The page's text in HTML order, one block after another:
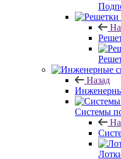
Назад
Системы